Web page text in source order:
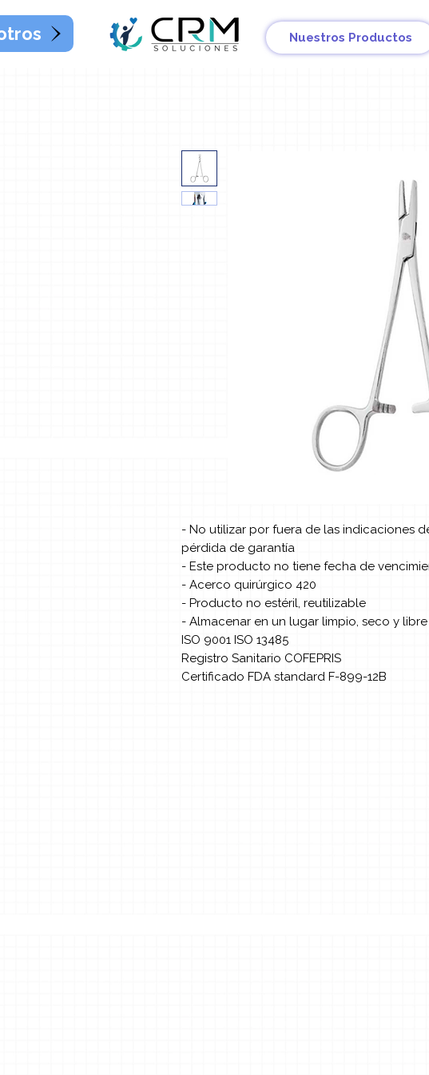
Nuestros Productos
- No utilizar por fuera de las indicaciones
pérdida de garantía
- Este producto no tiene fecha de
- Acerco quirúrgico 420
- Producto no estéril, reutilizable
- Almacenar en un lugar limpio, seco y
ISO 9001 ISO 13485
Registro Sanitario COFEPRIS
Certificado FDA standard F-899-12B